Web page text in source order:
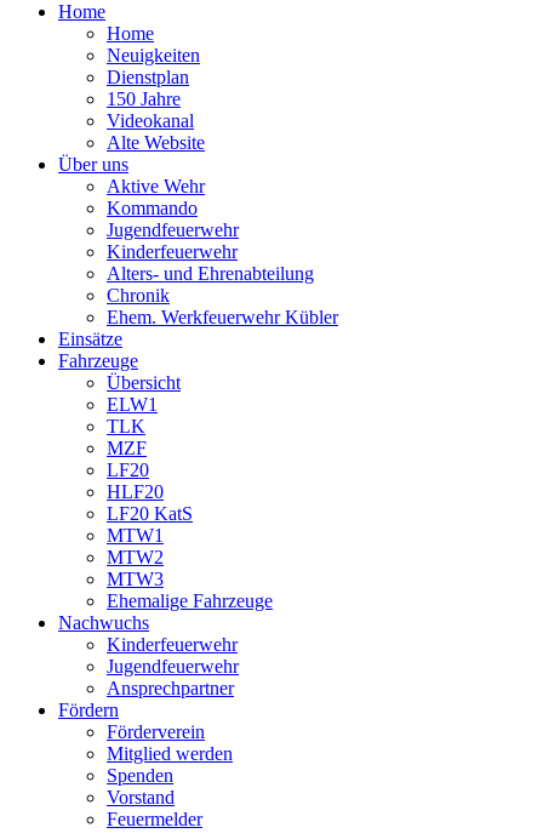
Home
Home
Neuigkeiten
Dienstplan
150 Jahre
Videokanal
Alte Website
Über uns
Aktive Wehr
Kommando
Jugendfeuerwehr
Kinderfeuerwehr
Alters- und Ehrenabteilung
Chronik
Ehem. Werkfeuerwehr Kübler
Einsätze
Fahrzeuge
Übersicht
ELW1
TLK
MZF
LF20
HLF20
LF20 KatS
MTW1
MTW2
MTW3
Ehemalige Fahrzeuge
Nachwuchs
Kinderfeuerwehr
Jugendfeuerwehr
Ansprechpartner
Fördern
Förderverein
Mitglied werden
Spenden
Vorstand
Feuermelder